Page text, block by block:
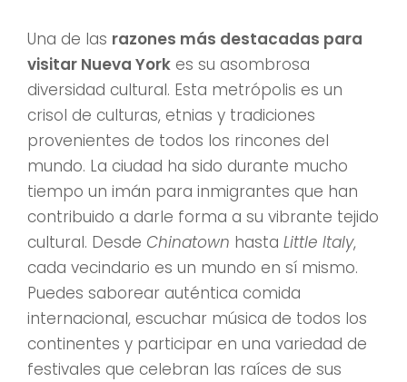
Una de las razones más destacadas para
visitar Nueva Yorkes su asombrosa
diversidad cultural. Esta metrópolis es un
crisol de culturas, etnias y tradiciones
provenientes de todos los rincones del
mundo. La ciudad ha sido durante mucho
tiempo un imán para inmigrantes que han
contribuido a darle forma a su vibrante tejido
cultural. Desde Chinatown hasta Little Italy,
cada vecindario es un mundo en sí mismo.
Puedes saborear auténtica comida
internacional, escuchar música de todos los
continentes y participar en una variedad de
festivales que celebran las raíces de sus